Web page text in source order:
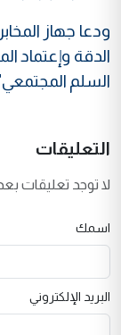
ودعا جهاز
الدقة وإعتماد
السلم
التعليقات
لا توجد تعليقات
اسمك
البريد الإلكتروني